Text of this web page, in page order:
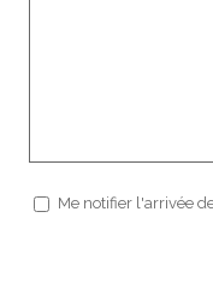
Me notifier l'arrivée